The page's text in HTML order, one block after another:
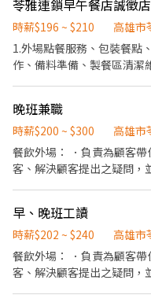
苓雅連鎖早午餐店誠徵
時薪$196 ~ $210
高雄市
1.外場點餐服務、包裝餐點
作、備料準備、製餐區清潔
了解更多詳情的夥伴們 可
面來聊聊呦 若看到這個職缺的您 對餐飲有熱誠、認真勤奮 歡迎您加
入我們
晚班兼職
時薪$200 ~ $300
高雄市
餐飲外場： ．負責為顧客
客、解決顧客提出之疑問，
負責結帳、收銀等工作。
前與烹飪中之準備工作與其
切各種食材。 ．負責清理
所需要的食材。 ．協助測
早、晚班工讀
時薪$202 ~ $240
高雄市
餐飲外場： ．負責為顧客
客、解決顧客提出之疑問，